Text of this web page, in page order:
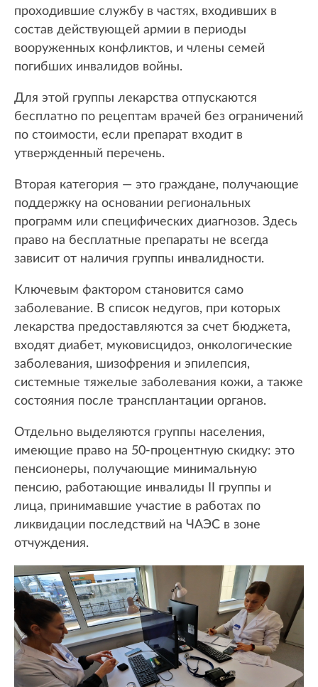
проходившие службу в частях, входивших в
состав действующей армии в периоды
вооруженных конфликтов, и члены семей
погибших инвалидов войны.
Для этой группы лекарства отпускаются
бесплатно по рецептам врачей без ограничений
по стоимости, если препарат входит в
утвержденный перечень.
Вторая категория — это граждане, получающие
поддержку на основании региональных
программ или специфических диагнозов. Здесь
право на бесплатные препараты не всегда
зависит от наличия группы инвалидности.
Ключевым фактором становится само
заболевание. В список недугов, при которых
лекарства предоставляются за счет бюджета,
входят диабет, муковисцидоз, онкологические
заболевания, шизофрения и эпилепсия,
системные тяжелые заболевания кожи, а также
состояния после трансплантации органов.
Отдельно выделяются группы населения,
имеющие право на 50-процентную скидку: это
пенсионеры, получающие минимальную
пенсию, работающие инвалиды II группы и
лица, принимавшие участие в работах по
ликвидации последствий на ЧАЭС в зоне
отчуждения.